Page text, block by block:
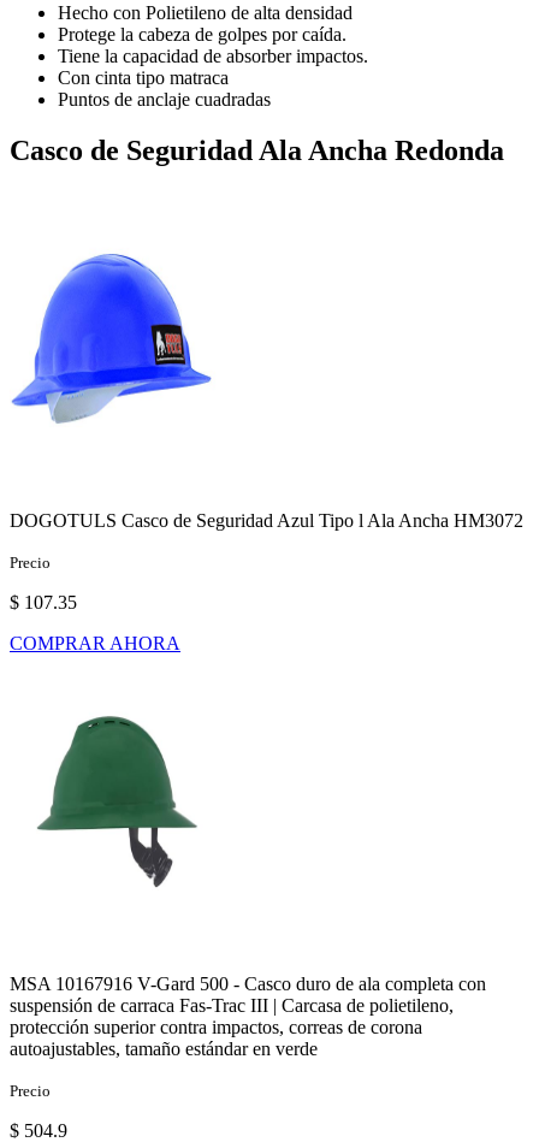
Hecho con Polietileno de alta densidad
Protege la cabeza de golpes por caída.
Tiene la capacidad de absorber impactos.
Con cinta tipo matraca
Puntos de anclaje cuadradas
Casco de Seguridad Ala Ancha Redonda
DOGOTULS Casco de Seguridad Azul Tipo l Ala Ancha HM3072
Precio
$ 107.35
COMPRAR AHORA
MSA 10167916 V-Gard 500 - Casco duro de ala completa con
suspensión de carraca Fas-Trac III | Carcasa de polietileno,
protección superior contra impactos, correas de corona
autoajustables, tamaño estándar en verde
Precio
$ 504.9